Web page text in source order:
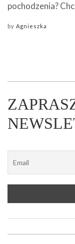
pochodzenia?
by Agnieszka